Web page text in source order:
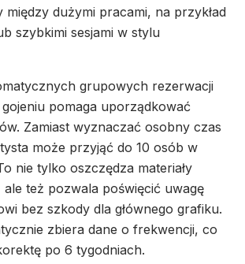
dużymi pracami, na przykład
szybkimi sesjami w stylu
grupowych rezerwacji
pomaga uporządkować
Zamiast wyznaczać osobny czas
może przyjąć do 10 osób w
nie tylko oszczędza materiały
ale też pozwala poświęcić uwagę
bez szkody dla głównego grafiku.
zbiera dane o frekwencji, co
po 6 tygodniach.